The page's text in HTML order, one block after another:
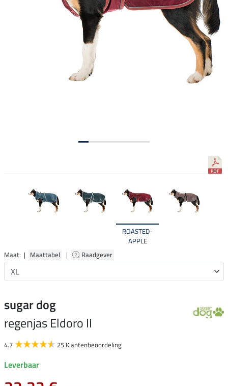
ROASTED-
APPLE
Maat: | Maattabel | Raadgever
sugar dog
regenjas Eldoro II
4.7 25 Klantenbeoordeling
Leverbaar